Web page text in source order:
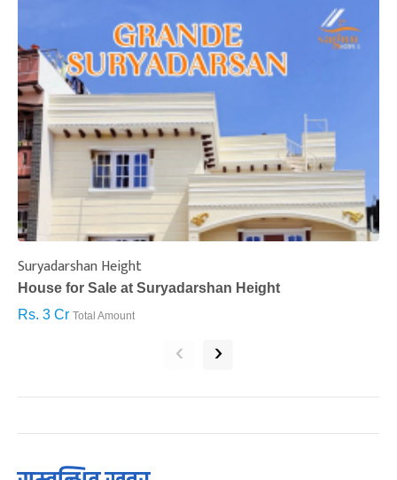
Suryadarshan Height
House for Sale at Suryadarshan Height
Rs. 3 Cr Total Amount
‹ ›